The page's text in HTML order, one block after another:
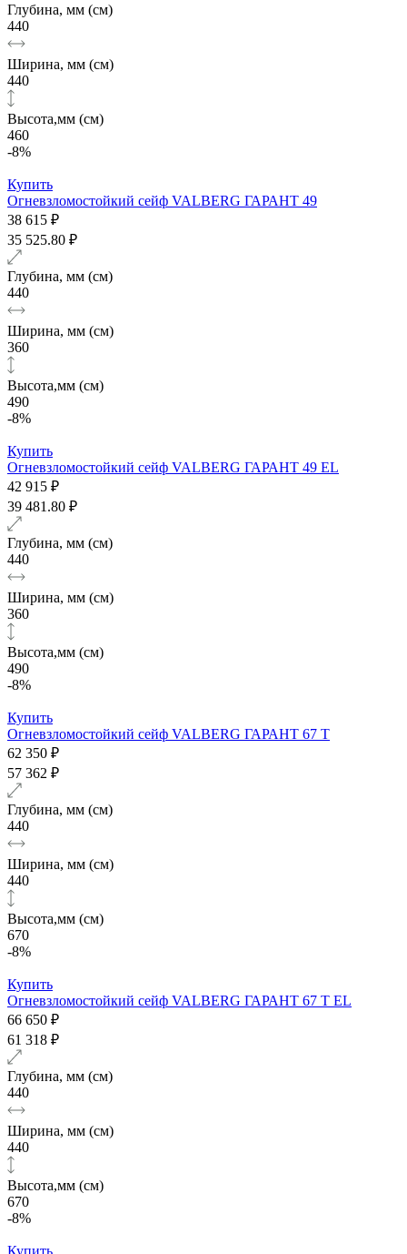
Глубина, мм (см)
440
Ширина, мм (см)
440
Высота,мм (см)
460
-8%
Купить
Огневзломостойкий сейф VALBERG ГАРАНТ 49
38 615 ₽
35 525.80 ₽
Глубина, мм (см)
440
Ширина, мм (см)
360
Высота,мм (см)
490
-8%
Купить
Огневзломостойкий сейф VALBERG ГАРАНТ 49 EL
42 915 ₽
39 481.80 ₽
Глубина, мм (см)
440
Ширина, мм (см)
360
Высота,мм (см)
490
-8%
Купить
Огневзломостойкий сейф VALBERG ГАРАНТ 67 T
62 350 ₽
57 362 ₽
Глубина, мм (см)
440
Ширина, мм (см)
440
Высота,мм (см)
670
-8%
Купить
Огневзломостойкий сейф VALBERG ГАРАНТ 67 T EL
66 650 ₽
61 318 ₽
Глубина, мм (см)
440
Ширина, мм (см)
440
Высота,мм (см)
670
-8%